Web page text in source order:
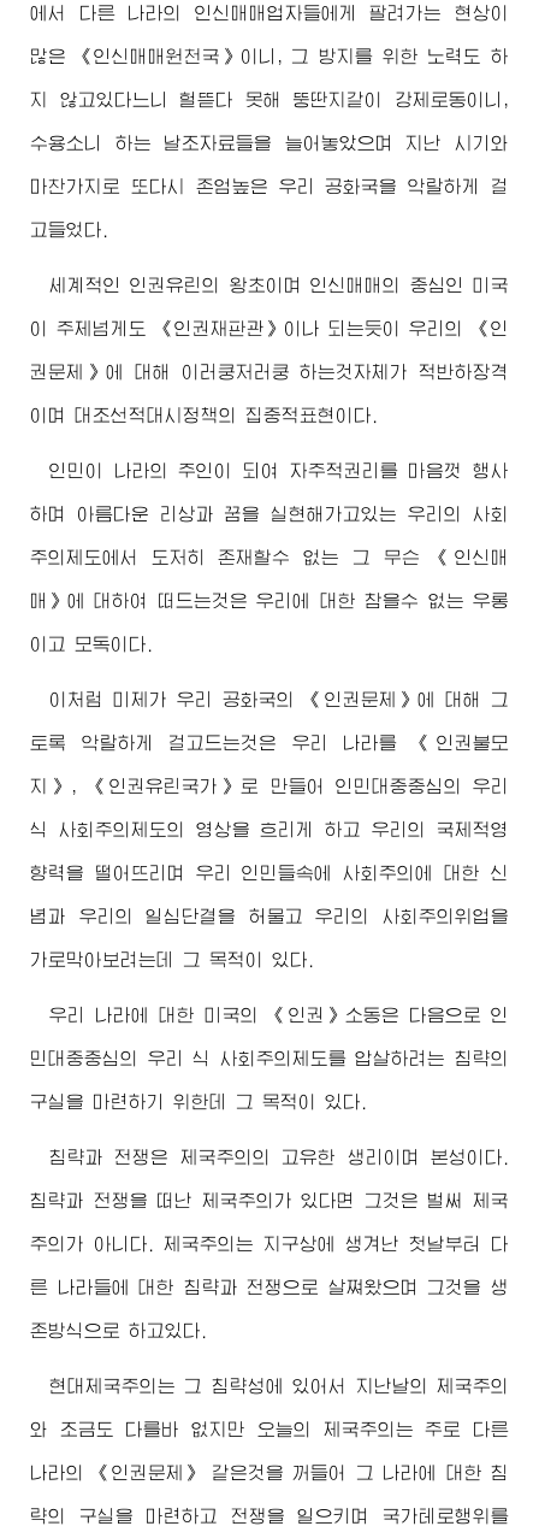
에서 다른 나라의 인신매매업자들에게 팔려가는 현상이
많은 《인신매매원천국》이니, 그 방지를 위한 노력도 하
지 않고있다느니 헐뜯다 못해 뚱딴지같이 강제로동이니,
수용소니 하는 날조자료들을 늘어놓았으며 지난 시기와
마찬가지로 또다시 존엄높은 우리 공화국을 악랄하게 걸
고들었다.
세계적인 인권유린의 왕초이며 인신매매의 중심인 미국
이 주제넘게도 《인권재판관》이나 되는듯이 우리의 《인
권문제》에 대해 이러쿵저러쿵 하는것자체가 적반하장격
이며 대조선적대시정책의 집중적표현이다.
인민이 나라의 주인이 되여 자주적권리를 마음껏 행사
하며 아름다운 리상과 꿈을 실현해가고있는 우리의 사회
주의제도에서 도저히 존재할수 없는 그 무슨 《인신매
매》에 대하여 떠드는것은 우리에 대한 참을수 없는 우롱
이고 모독이다.
이처럼 미제가 우리 공화국의 《인권문제》에 대해 그
토록 악랄하게 걸고드는것은 우리 나라를 《인권불모
지》, 《인권유린국가》로 만들어 인민대중중심의 우리
식 사회주의제도의 영상을 흐리게 하고 우리의 국제적영
향력을 떨어뜨리며 우리 인민들속에 사회주의에 대한 신
념과 우리의 일심단결을 허물고 우리의 사회주의위업을
가로막아보려는데 그 목적이 있다.
우리 나라에 대한 미국의 《인권》소동은 다음으로 인
민대중중심의 우리 식 사회주의제도를 압살하려는 침략의
구실을 마련하기 위한데 그 목적이 있다.
침략과 전쟁은 제국주의의 고유한 생리이며 본성이다.
침략과 전쟁을 떠난 제국주의가 있다면 그것은 벌써 제국
주의가 아니다. 제국주의는 지구상에 생겨난 첫날부터 다
른 나라들에 대한 침략과 전쟁으로 살쪄왔으며 그것을 생
존방식으로 하고있다.
현대제국주의는 그 침략성에 있어서 지난날의 제국주의
와 조금도 다를바 없지만 오늘의 제국주의는 주로 다른
나라의 《인권문제》 같은것을 꺼들어 그 나라에 대한 침
략의 구실을 마련하고 전쟁을 일으키며 국가테로행위를